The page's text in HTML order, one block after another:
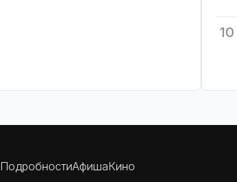
10
ПодробностиАфишаКино